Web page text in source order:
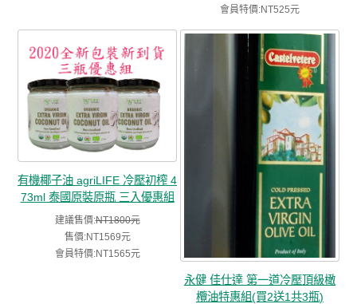
會員特價:NT525元
有機椰子油 agriLIFE 冷壓初榨 4
73ml 泰國原裝原瓶 三入優惠組
建議售價:NT1800元
售價:NT1569元
會員特價:NT1565元
永健 佳仕達 第一道冷壓頂級橄
欖油特惠組(買2送1共3瓶)